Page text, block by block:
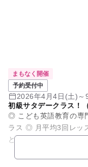
まもなく開催
予約受付中
2026年4月4日(土)～
初級サタデークラス！
◎ こども英語教育の専
ラス ◎ 月平均3回レッ